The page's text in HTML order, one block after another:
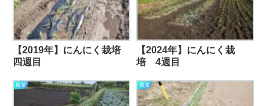
【2019年】にんにく栽培
四週目
【2024年】にんにく栽
培 4週目
農業 農業